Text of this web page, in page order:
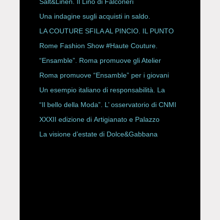
Una indagine sugli acquisti in saldo.
LA COUTURE SFILA AL PINCIO. IL PUNTO
CON ALESSANDRO ONORATO E
ROBERTA ANGELILLI
Rome Fashion Show #Haute Couture.
“Ensamble”. Roma promuove gli Atelier
Storici
Roma promuove “Ensamble” per i giovani
Un esempio italiano di responsabilità. La
Rete Slow Fiber
“Il bello della Moda”. L’ osservatorio di CNMI
XXXII edizione di Artigianato e Palazzo
La visione d’estate di Dolce&Gabbana